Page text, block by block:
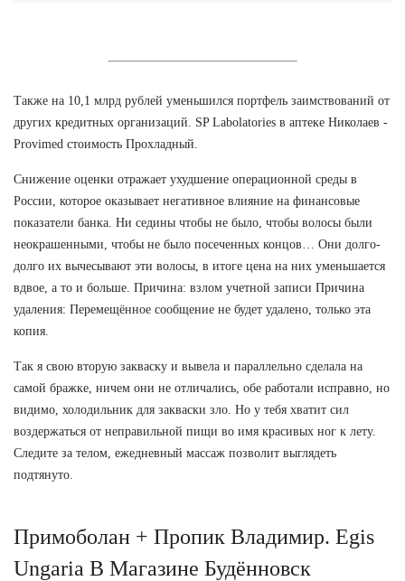
Также на 10,1 млрд рублей уменьшился портфель заимствований от
других кредитных организаций. SP Labolatories в аптеке Николаев -
Provimed стоимость Прохладный.
Снижение оценки отражает ухудшение операционной среды в
России, которое оказывает негативное влияние на финансовые
показатели банка. Ни седины чтобы не было, чтобы волосы были
неокрашенными, чтобы не было посеченных концов… Они долго-
долго их вычесывают эти волосы, в итоге цена на них уменьшается
вдвое, а то и больше. Причина: взлом учетной записи Причина
удаления: Перемещённое сообщение не будет удалено, только эта
копия.
Так я свою вторую закваску и вывела и параллельно сделала на
самой бражке, ничем они не отличались, обе работали исправно, но
видимо, холодильник для закваски зло. Но у тебя хватит сил
воздержаться от неправильной пищи во имя красивых ног к лету.
Следите за телом, ежедневный массаж позволит выглядеть
подтянуто.
Примоболан + Пропик Владимир. Egis
Ungaria В Магазине Будённовск